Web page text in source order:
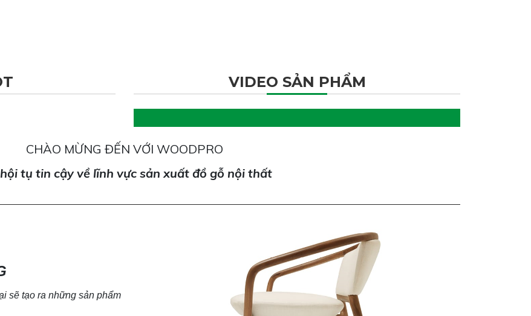
VIDEO SẢN PHẨM
CHÀO MỪNG ĐẾN VỚI WOODPRO
tụ tin cậy về lĩnh vực sản xuất đồ gỗ nội thất
sẽ tạo ra những sản phẩm